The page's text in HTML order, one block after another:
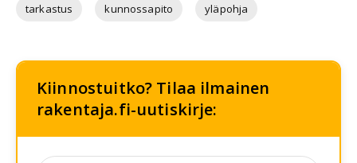
tarkastus kunnossapito yläpohja
Kiinnostuitko? Tilaa ilmainen
rakentaja.fi-uutiskirje: